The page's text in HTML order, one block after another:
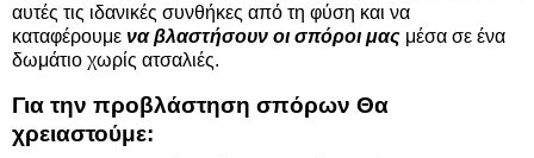
αυτές τις ιδανικές συνθήκες από τη φύση και να
καταφέρουμε να βλαστήσουν οι σπόροι μας μέσα σε ένα
δωμάτιο χωρίς ατσαλιές.
Για την προβλάστηση σπόρων Θα
χρειαστούμε: